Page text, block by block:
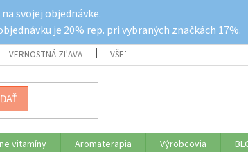
svojej objednávke.
je 20% rep. pri vybraných značkách 17%.
VERNOSTNÁ ZĽAVA VŠETKO O NÁKUPE
vitamíny Aromaterapia Výrobcovia